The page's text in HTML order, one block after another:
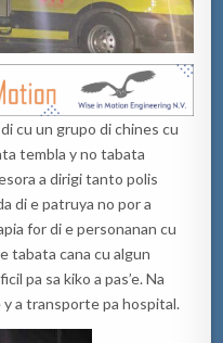
cu un grupo di chines cu
tembla y no tabata
a dirigi tanto polis
di e patruya no por a
for di e personanan cu
tabata cana cu algun
pa sa kiko a pas’e. Na
y a transporte pa hospital.